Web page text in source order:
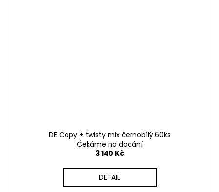
DE Copy + twisty mix černobílý 60ks
Čekáme na dodání
3 140 Kč
DETAIL